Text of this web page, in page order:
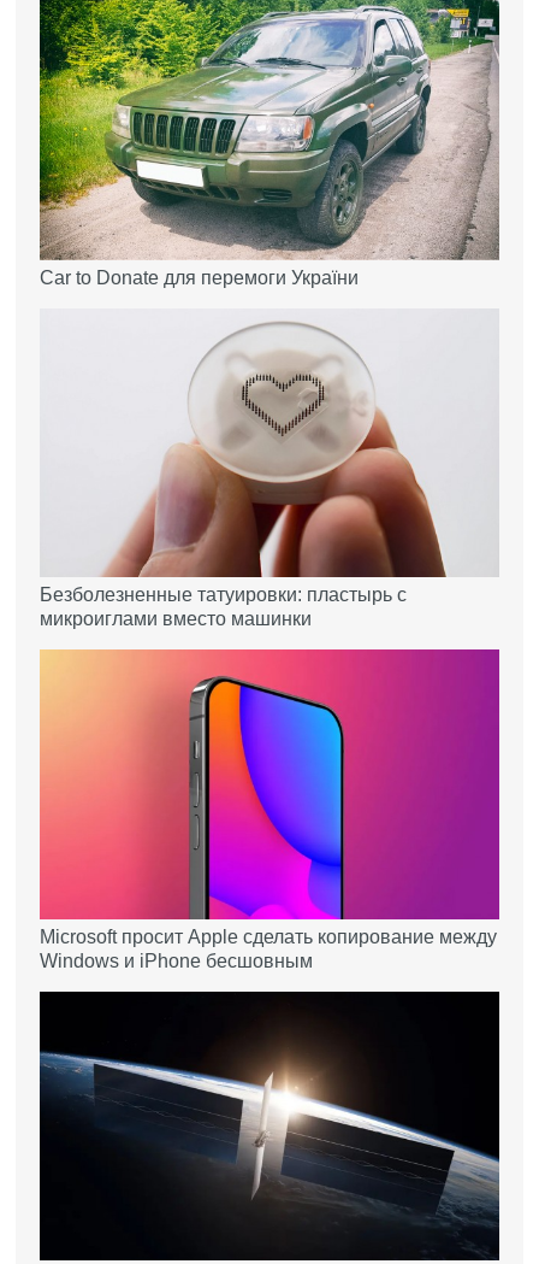
Car to Donate для перемоги України
Безболезненные татуировки: пластырь с
микроиглами вместо машинки
Microsoft просит Apple сделать копирование между
Windows и iPhone бесшовным